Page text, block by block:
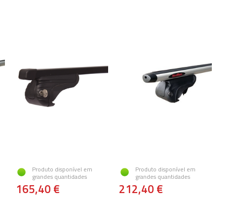
Produto disponível em
grandes quantidades
165,40 €
Produto disponível em
grandes quantidades
212,40 €